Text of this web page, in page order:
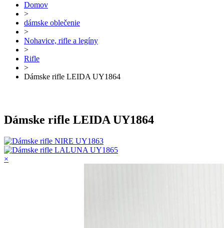
Domov
>
dámske oblečenie
>
Nohavice, rifle a legíny
>
Rifle
>
Dámske rifle LEIDA UY1864
Dámske rifle LEIDA UY1864
×